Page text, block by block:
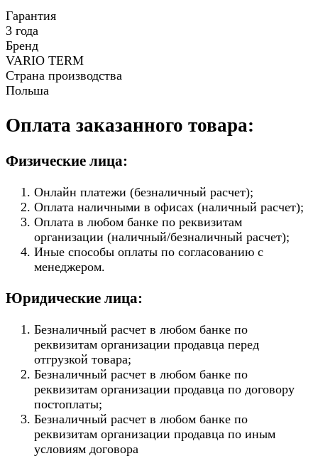
Гарантия
3 года
Бренд
VARIO TERM
Страна производства
Польша
Оплата заказанного товара:
Физические лица:
Онлайн платежи (безналичный расчет);
Оплата наличными в офисах (наличный расчет);
Оплата в любом банке по реквизитам
организации (наличный/безналичный расчет);
Иные способы оплаты по согласованию с
менеджером.
Юридические лица:
Безналичный расчет в любом банке по
реквизитам организации продавца перед
отгрузкой товара;
Безналичный расчет в любом банке по
реквизитам организации продавца по договору
постоплаты;
Безналичный расчет в любом банке по
реквизитам организации продавца по иным
условиям договора